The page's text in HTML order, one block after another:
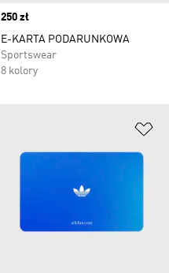
Price
250 zł
E-KARTA PODARUNKOWA
Sportswear
8 kolory